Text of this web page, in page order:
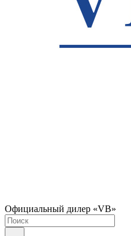
Официальный дилер «VB»